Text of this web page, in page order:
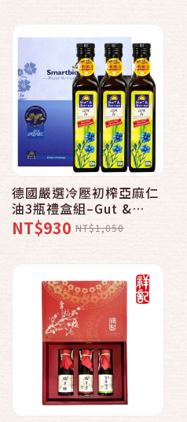
德國嚴選冷壓初榨亞麻仁
油3瓶禮盒組–Gut &
Gerne 智慧有機體
NT$930 NT$1,050